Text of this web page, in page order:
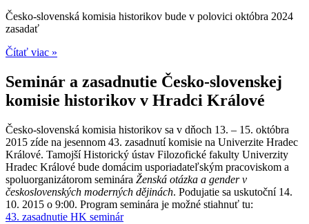
Česko-slovenská komisia historikov bude v polovici októbra 2024
zasadať
Čítať viac »
Seminár a zasadnutie Česko-slovenskej
komisie historikov v Hradci Králové
Česko-slovenská komisia historikov sa v dňoch 13. – 15. októbra
2015 zíde na jesennom 43. zasadnutí komisie na Univerzite Hradec
Králové. Tamojší Historický ústav Filozofické fakulty Univerzity
Hradec Králové bude domácim usporiadateľským pracoviskom a
spoluorganizátorom seminára Ženská otázka a gender v
československých moderných dějinách. Podujatie sa uskutoční 14.
10. 2015 o 9:00. Program seminára je možné stiahnuť tu:
43. zasadnutie HK seminár